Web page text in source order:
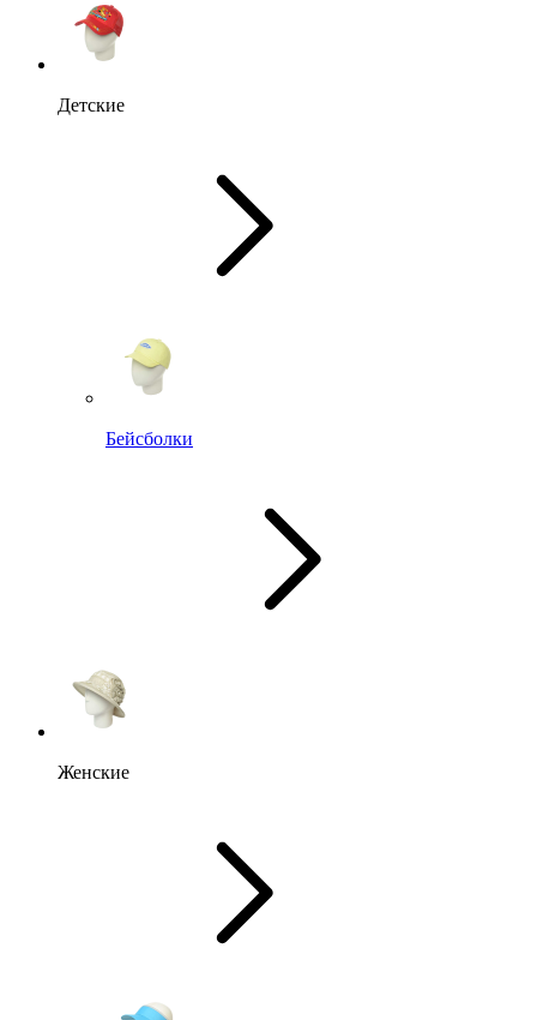
Детские
Бейсболки
Женские